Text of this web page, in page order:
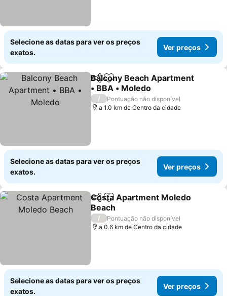
Selecione as datas para ver os preços
exatos.
Ver preços
PartilharAdicionar aos favoritos
Balcony Beach Apartment
• BBA • Moledo
Ver preços
/
Pontuação não disponível
a 1.0 km de Centro da cidade
Selecione as datas para ver os preços
exatos.
Ver preços
PartilharAdicionar aos favoritos
Costa Apartment Moledo
Beach
Ver preços
/
Pontuação não disponível
a 0.6 km de Centro da cidade
Selecione as datas para ver os preços
exatos.
Ver preços